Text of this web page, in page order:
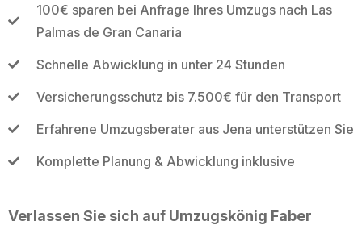
100€ sparen bei Anfrage Ihres Umzugs nach Las
Palmas de Gran Canaria
Schnelle Abwicklung in unter 24 Stunden
Versicherungsschutz bis 7.500€ für den Transport
Erfahrene Umzugsberater aus Jena unterstützen Sie
Komplette Planung & Abwicklung inklusive
Verlassen Sie sich auf Umzugskönig Faber